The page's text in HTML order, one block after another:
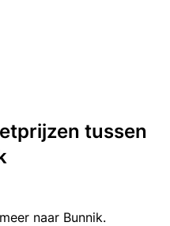
tussen
naar Bunnik.